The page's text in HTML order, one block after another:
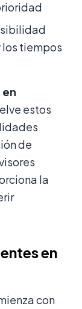
tiempos
estos
de
la
en
con